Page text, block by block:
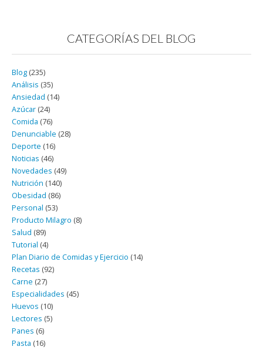
CATEGORÍAS DEL BLOG
Blog (235)
Análisis (35)
Ansiedad (14)
Azúcar (24)
Comida (76)
Denunciable (28)
Deporte (16)
Noticias (46)
Novedades (49)
Nutrición (140)
Obesidad (86)
Personal (53)
Producto Milagro (8)
Salud (89)
Tutorial (4)
Plan Diario de Comidas y Ejercicio (14)
Recetas (92)
Carne (27)
Especialidades (45)
Huevos (10)
Lectores (5)
Panes (6)
Pasta (16)